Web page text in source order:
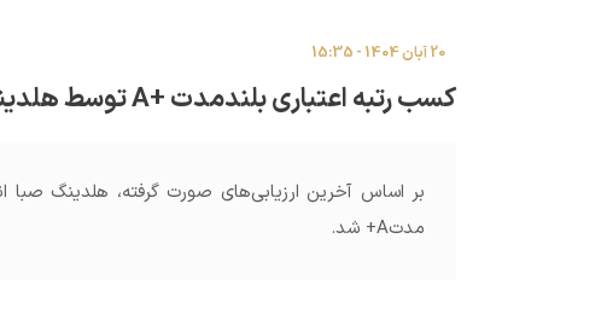
20 آبان 1404 - 15:35
کسب رتبه اعتباری بلندمدت +A توسط هلدینگ صباانرژی
بر اساس آخرین ارزیابی‌های صورت گرفته، هلدینگ صبا
مدتA+ شد.